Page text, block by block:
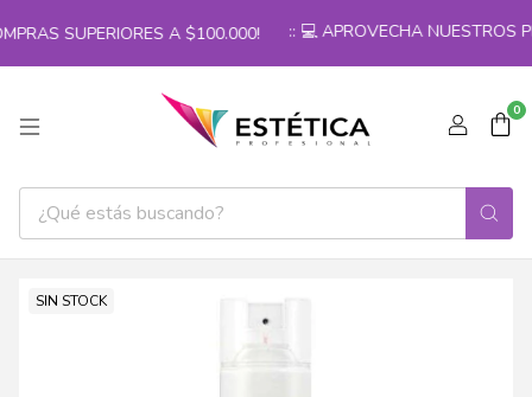
SUPERIORES A $100.000! :: 💻 APROVECHA NUESTROS
0
SIN STOCK